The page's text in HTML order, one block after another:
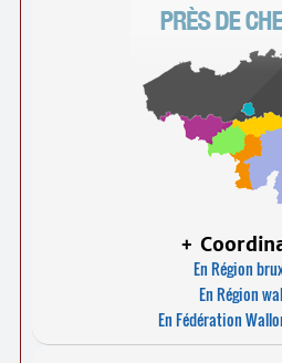
+
En Région
En Région
En Fédération